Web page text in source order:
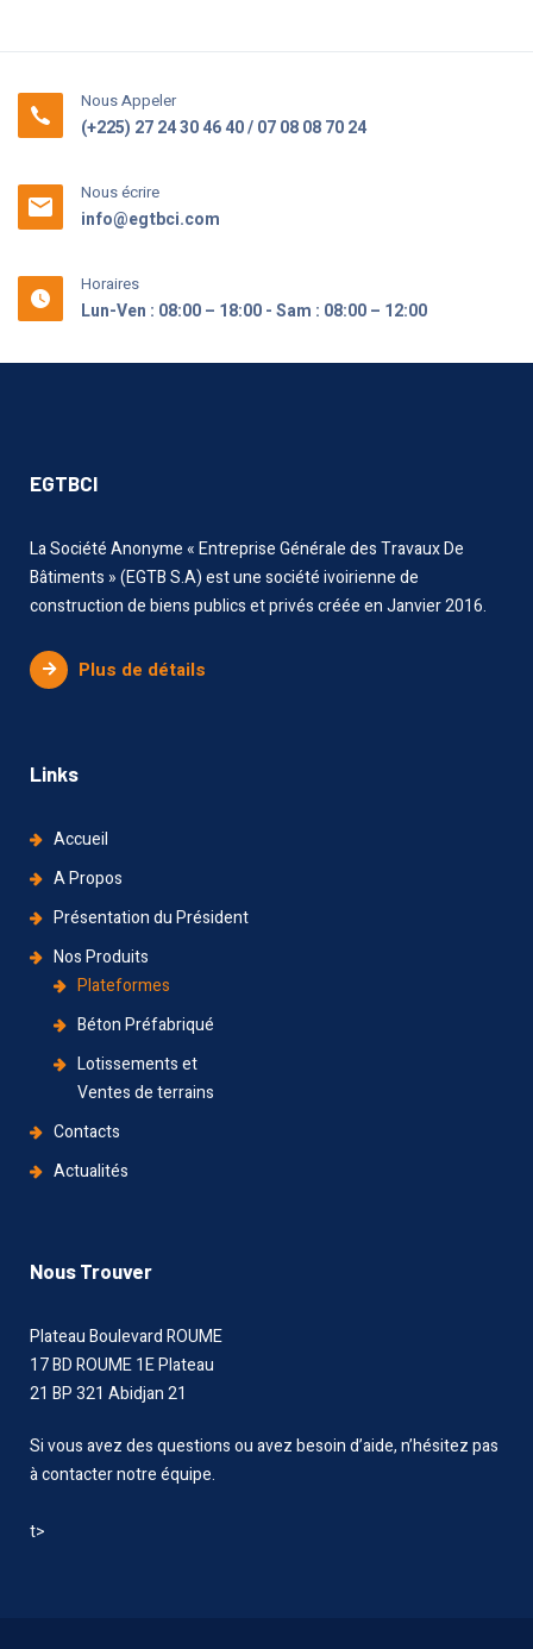
Nous Appeler
(+225) 27 24 30 46 40 / 07 08 08 70 24
Nous écrire
info@egtbci.com
Horaires
Lun-Ven : 08:00 – 18:00 - Sam : 08:00 – 12:00
EGTBCI
La Société Anonyme « Entreprise Générale des Travaux De
Bâtiments » (EGTB S.A) est une société ivoirienne de
construction de biens publics et privés créée en Janvier 2016.
Plus de détails
Links
Accueil
A Propos
Présentation du Président
Nos Produits
Plateformes
Béton Préfabriqué
Lotissements et
Ventes de terrains
Contacts
Actualités
Nous Trouver
Plateau Boulevard ROUME
17 BD ROUME 1E Plateau
21 BP 321 Abidjan 21
Si vous avez des questions ou avez besoin d’aide, n’hésitez pas
à contacter notre équipe.
t>